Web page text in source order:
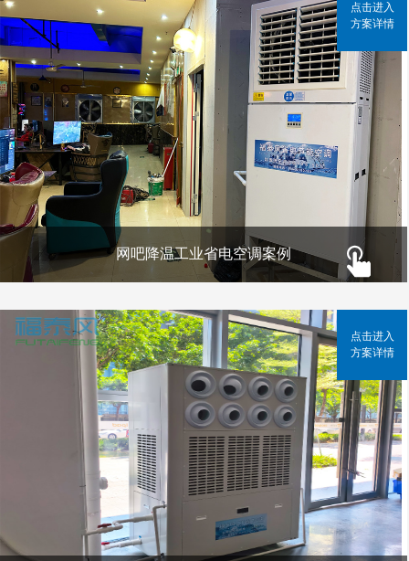
网吧降温工业省电空调案例
点击进入
方案详情
点击进入
方案详情